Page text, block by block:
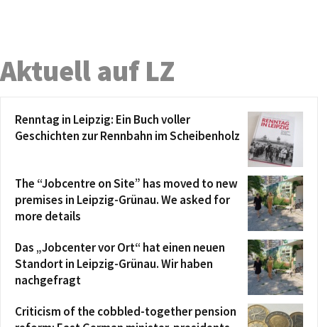
Aktuell auf LZ
Renntag in Leipzig: Ein Buch voller
Geschichten zur Rennbahn im Scheibenholz
The “Jobcentre on Site” has moved to new
premises in Leipzig-Grünau. We asked for
more details
Das „Jobcenter vor Ort“ hat einen neuen
Standort in Leipzig-Grünau. Wir haben
nachgefragt
Criticism of the cobbled-together pension